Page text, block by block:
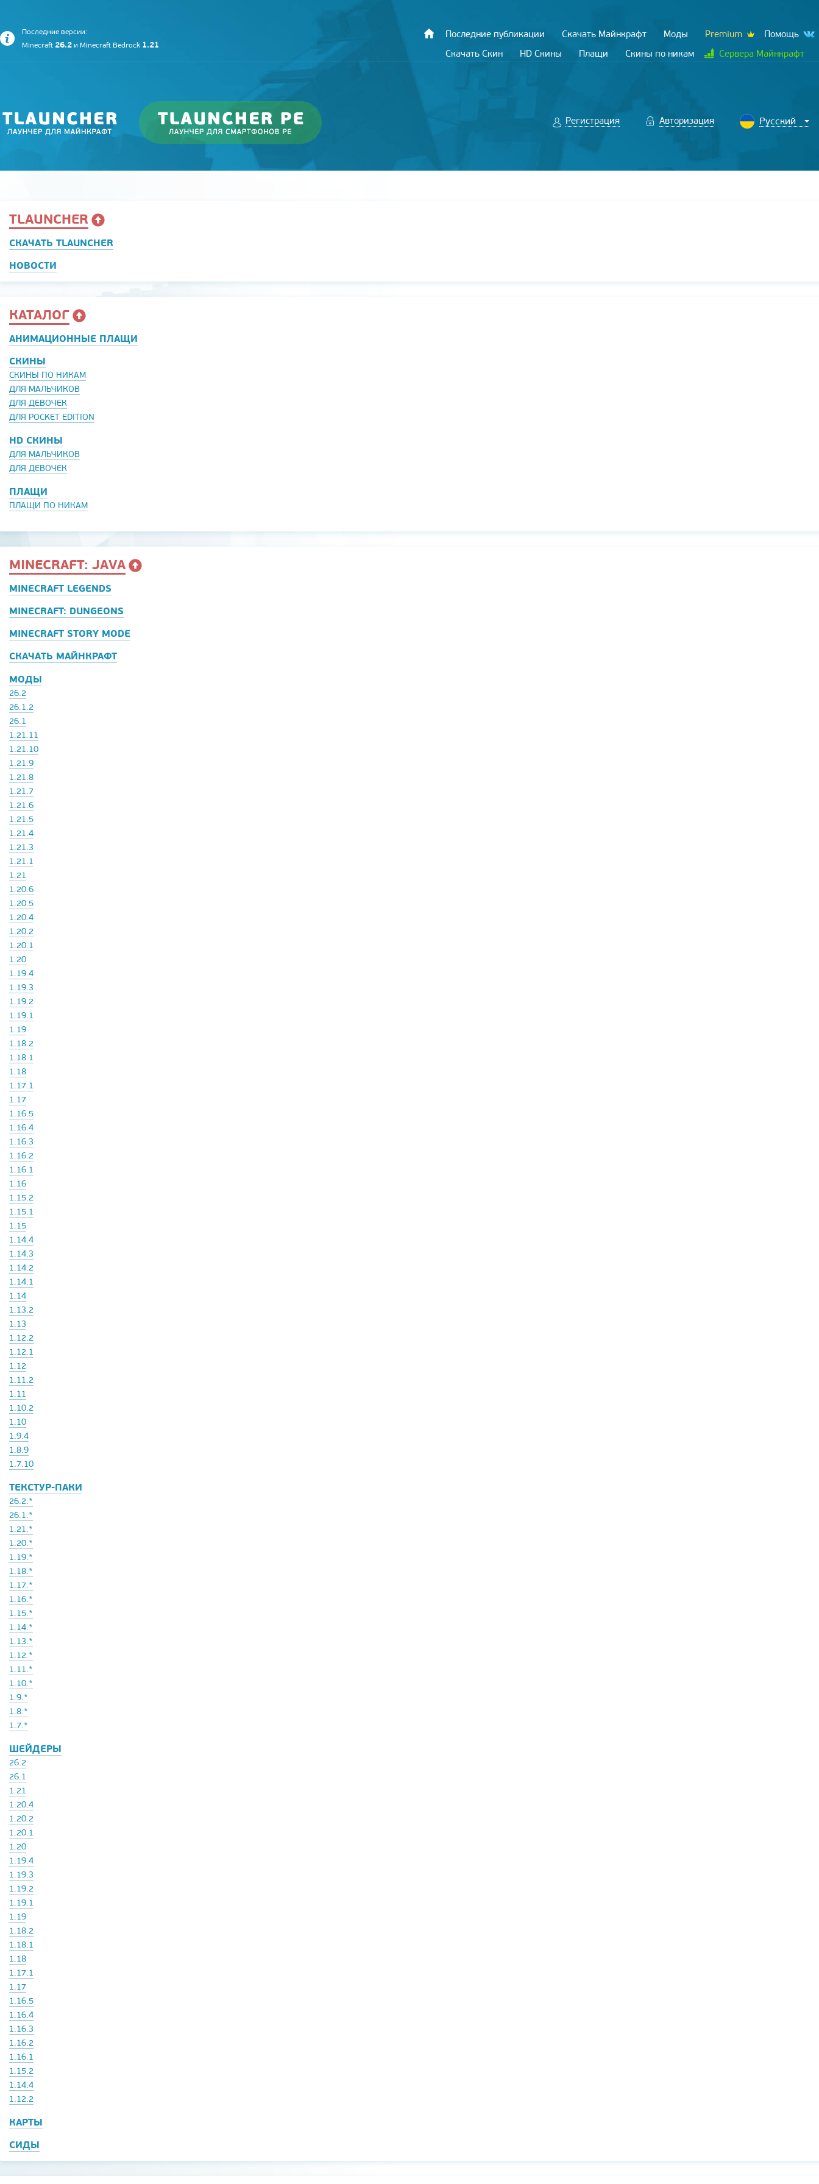
Последние версии:
Minecraft 26.2 и Minecraft Bedrock 1.21
Последние публикации Скачать Майнкрафт Моды Premium
Помощь
Скачать Скин
HD Скины Плащи Скины по никам Сервера Майнкрафт
Регистрация Авторизация
TLAUNCHER
СКАЧАТЬ TLAUNCHER
НОВОСТИ
КАТАЛОГ
АНИМАЦИОННЫЕ ПЛАЩИ
СКИНЫ
СКИНЫ ПО НИКАМ
ДЛЯ МАЛЬЧИКОВ
ДЛЯ ДЕВОЧЕК
ДЛЯ POCKET EDITION
HD СКИНЫ
ДЛЯ МАЛЬЧИКОВ
ДЛЯ ДЕВОЧЕК
ПЛАЩИ
ПЛАЩИ ПО НИКАМ
MINECRAFT: JAVA
MINECRAFT LEGENDS
MINECRAFT: DUNGEONS
MINECRAFT STORY MODE
СКАЧАТЬ МАЙНКРАФТ
МОДЫ
26.2
26.1.2
26.1
1.21.11
1.21.10
1.21.9
1.21.8
1.21.7
1.21.6
1.21.5
1.21.4
1.21.3
1.21.1
1.21
1.20.6
1.20.5
1.20.4
1.20.2
1.20.1
1.20
1.19.4
1.19.3
1.19.2
1.19.1
1.19
1.18.2
1.18.1
1.18
1.17.1
1.17
1.16.5
1.16.4
1.16.3
1.16.2
1.16.1
1.16
1.15.2
1.15.1
1.15
1.14.4
1.14.3
1.14.2
1.14.1
1.14
1.13.2
1.13
1.12.2
1.12.1
1.12
1.11.2
1.11
1.10.2
1.10
1.9.4
1.8.9
1.7.10
ТЕКСТУР-ПАКИ
26.2.*
26.1.*
1.21.*
1.20.*
1.19.*
1.18.*
1.17.*
1.16.*
1.15.*
1.14.*
1.13.*
1.12.*
1.11.*
1.10.*
1.9.*
1.8.*
1.7.*
ШЕЙДЕРЫ
26.2
26.1
1.21
1.20.4
1.20.2
1.20.1
1.20
1.19.4
1.19.3
1.19.2
1.19.1
1.19
1.18.2
1.18.1
1.18
1.17.1
1.17
1.16.5
1.16.4
1.16.3
1.16.2
1.16.1
1.15.2
1.14.4
1.12.2
КАРТЫ
СИДЫ